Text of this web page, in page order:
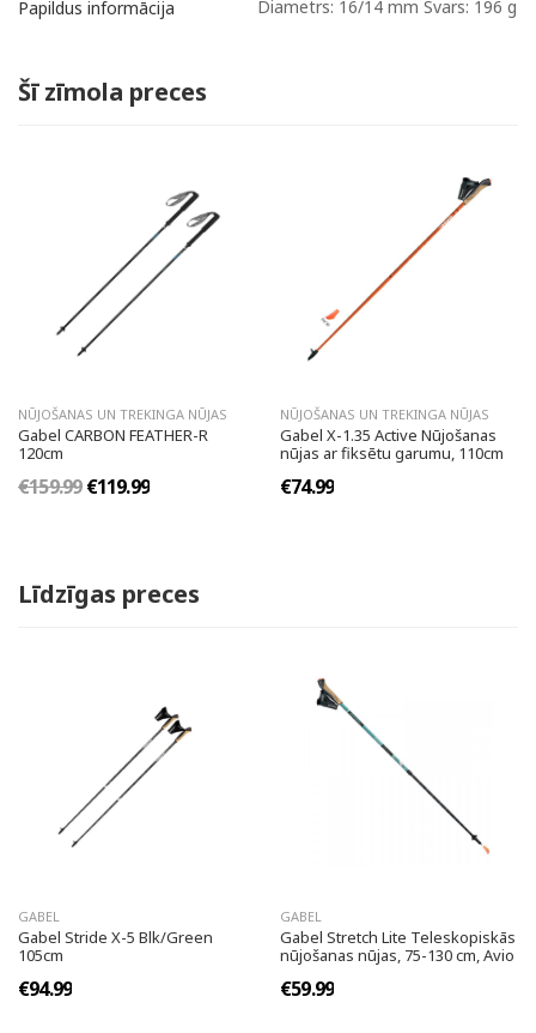
Papildus informācija Diametrs: 16/14 mm Svars: 196 g
Šī zīmola preces
NŪJOŠANAS UN TREKINGA NŪJAS
Gabel CARBON FEATHER-R
120cm
€159.99€119.99
NŪJOŠANAS UN TREKINGA NŪJAS
Gabel X-1.35 Active Nūjošanas
nūjas ar fiksētu garumu, 110cm
€74.99
Līdzīgas preces
GABEL
Gabel Stride X-5 Blk/Green
105cm
€94.99
GABEL
Gabel Stretch Lite Teleskopiskās
nūjošanas nūjas, 75-130 cm, Avio
€59.99